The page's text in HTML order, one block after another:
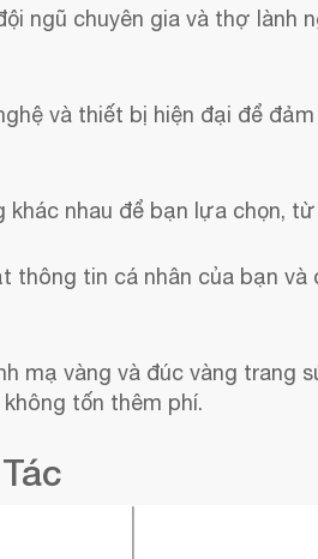
ngũ chuyên gia và thợ lành
và thiết bị hiện đại để
nhau để bạn lựa chọn,
thông tin cá nhân của bạn
mạ vàng và đúc vàng trang
tốn thêm phí.